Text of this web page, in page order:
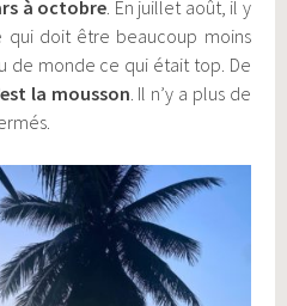
à octobre. En juillet août, il y
doit être beaucoup moins
de monde ce qui était top. De
la mousson. Il n’y a plus de